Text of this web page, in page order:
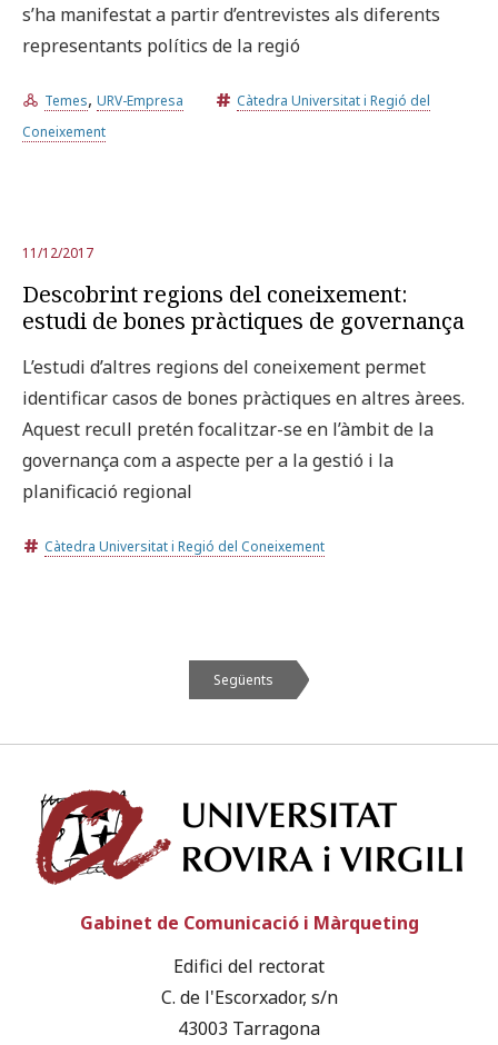
s’ha manifestat a partir d’entrevistes als diferents
representants polítics de la regió
Temes, URV-Empresa
Càtedra Universitat i Regió del
Coneixement
11/12/2017
Descobrint regions del coneixement:
estudi de bones pràctiques de governança
L’estudi d’altres regions del coneixement permet
identificar casos de bones pràctiques en altres àrees.
Aquest recull pretén focalitzar-se en l’àmbit de la
governança com a aspecte per a la gestió i la
planificació regional
Càtedra Universitat i Regió del Coneixement
Següents
Gabinet de Comunicació i Màrqueting
Edifici del rectorat
C. de l'Escorxador, s/n
43003 Tarragona